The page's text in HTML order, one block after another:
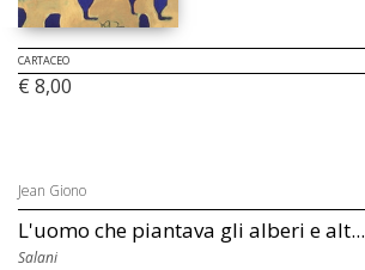
CARTACEO
€ 8,00
Jean Giono
L'uomo che piantava gli alberi e alt...
Salani